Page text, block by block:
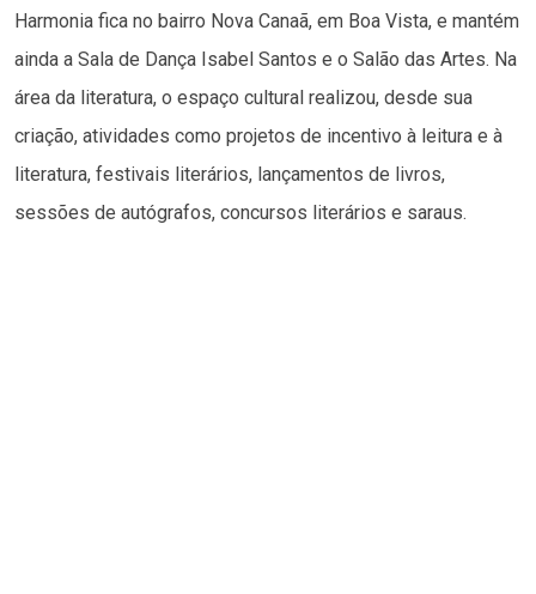
Harmonia fica no bairro Nova Canaã, em Boa Vista, e mantém
ainda a Sala de Dança Isabel Santos e o Salão das Artes. Na
área da literatura, o espaço cultural realizou, desde sua
criação, atividades como projetos de incentivo à leitura e à
literatura, festivais literários, lançamentos de livros,
sessões de autógrafos, concursos literários e saraus.